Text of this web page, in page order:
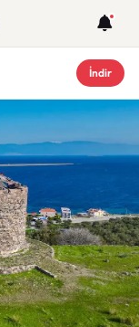
İndir